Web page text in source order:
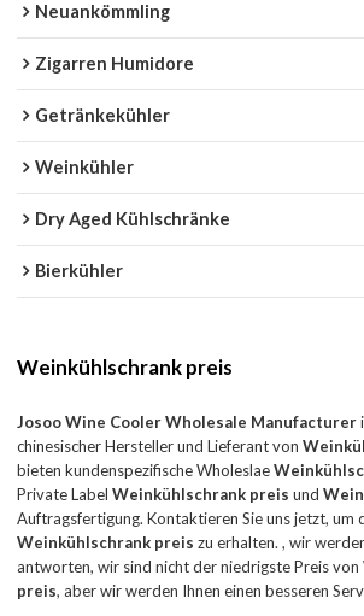
Neuankömmling
Zigarren Humidore
Getränkekühler
Weinkühler
Dry Aged Kühlschränke
Bierkühler
Weinkühlschrank preis
Josoo Wine Cooler Wholesale Manufacturer
chinesischer Hersteller und Lieferant von
bieten kundenspezifische Wholeslae
Private LabelWeinkühlschrank preis und
Auftragsfertigung. Kontaktieren Sie uns jetzt, um
Weinkühlschrank preis zu erhalten. , wir
antworten, wir sind nicht der niedrigste Preis von
preis, aber wir werden Ihnen einen besseren